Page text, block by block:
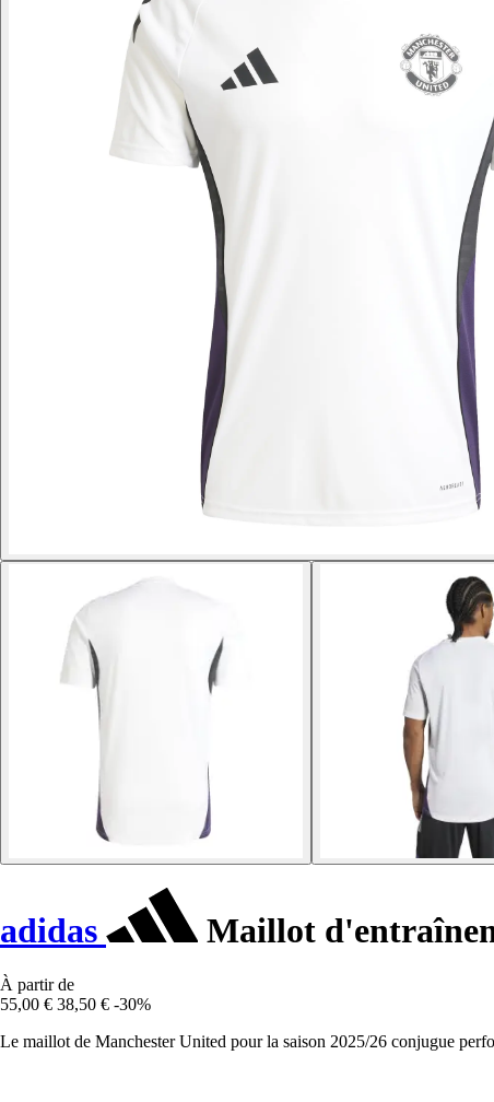
adidas Maillot
À partir de
55,00 € 38,50 € -30%
Le maillot de Manchester United pour la saison 2025/26 conjugue